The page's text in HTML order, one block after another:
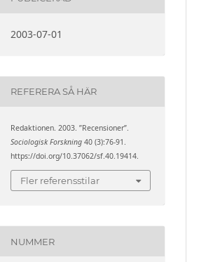
2003-07-01
REFERERA SÅ HÄR
Redaktionen. 2003. ”Recensioner”.
Sociologisk Forskning 40 (3):76-91.
https://doi.org/10.37062/sf.40.19414.
Fler referensstilar
NUMMER